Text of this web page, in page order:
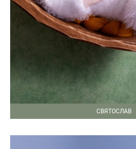
СВЯТОСЛАВ